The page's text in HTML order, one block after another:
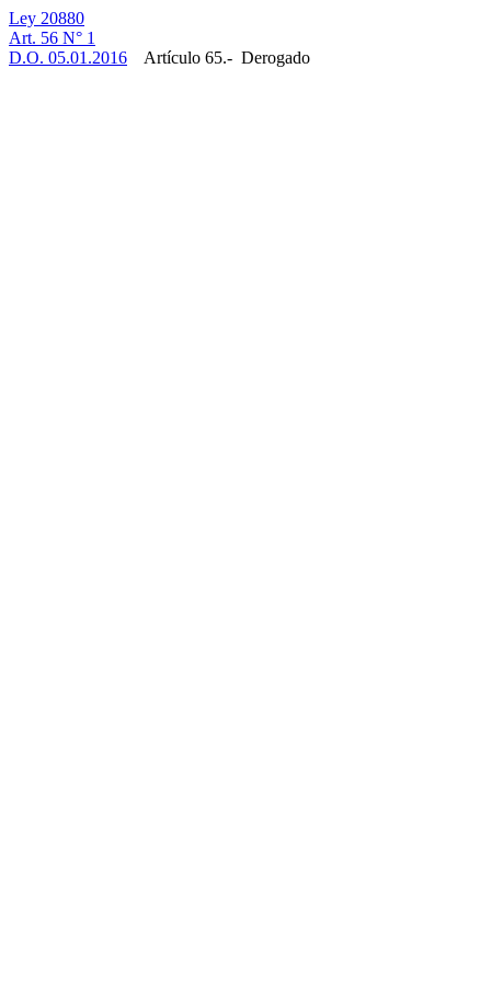
Ley 20880
Art. 56 N° 1
D.O. 05.01.2016 Artículo 65.- Derogado